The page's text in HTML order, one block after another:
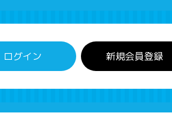
ログイン 新規会員登録